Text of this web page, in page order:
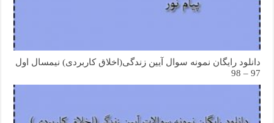
دانلود رایگان نمونه سوال آیین زندگی(اخلاق کاربردی) نیمسال اول
97 – 98